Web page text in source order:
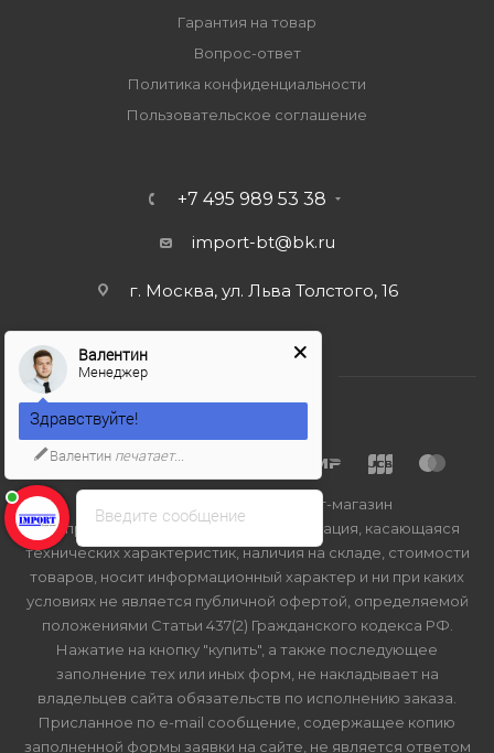
Гарантия на товар
Вопрос-ответ
Политика конфиденциальности
Пользовательское соглашение
+7 495 989 53 38
import-bt@bk.ru
г. Москва, ул. Льва Толстого, 16
2026 © Import-bt.ru - интернет-магазин
Вся представленная на сайте информация, касающаяся
технических характеристик, наличия на складе, стоимости
товаров, носит информационный характер и ни при каких
условиях не является публичной офертой, определяемой
положениями Статьи 437(2) Гражданского кодекса РФ.
Нажатие на кнопку "купить", а также последующее
заполнение тех или иных форм, не накладывает на
владельцев сайта обязательств по исполнению заказа.
Присланное по e-mail сообщение, содержащее копию
заполненной формы заявки на сайте, не является ответом
Введите сообщение
Валентин
Менеджер
Здравствуйте!
Валентин печатает...